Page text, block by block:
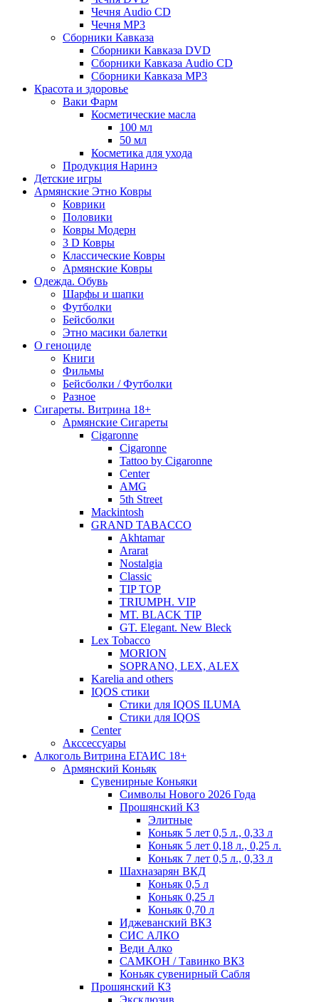
Чечня Audio CD
Чечня MP3
Сборники Кавказа
Сборники Кавказа DVD
Сборники Кавказа Audio CD
Сборники Кавказа MP3
Красота и здоровье
Ваки Фарм
Косметические масла
100 мл
50 мл
Косметика для ухода
Продукция Наринэ
Детские игры
Армянские Этно Ковры
Коврики
Половики
Ковры Модерн
3 D Ковры
Классические Ковры
Армянские Ковры
Одежда. Обувь
Шарфы и шапки
Футболки
Бейсболки
Этно масики балетки
О геноциде
Книги
Фильмы
Бейсболки / Футболки
Разное
Сигареты. Витрина 18+
Армянские Сигареты
Cigaronne
Cigaronne
Tattoo by Cigaronne
Center
AMG
5th Street
Mackintosh
GRAND TABACCO
Akhtamar
Ararat
Nostalgia
Classic
TIP TOP
TRIUMPH. VIP
MT. BLACK TIP
GT. Elegant. New Bleck
Lex Tobacco
MORION
SOPRANO, LEX, ALEX
Karelia and others
IQOS стики
Стики для IQOS ILUMA
Стики для IQOS
Сenter
Акссессуары
Алкоголь Витрина ЕГАИС 18+
Армянский Коньяк
Сувенирные Коньяки
Символы Нового 2026 Года
Прошянский КЗ
Элитные
Коньяк 5 лет 0,5 л., 0,33 л
Коньяк 5 лет 0,18 л., 0,25 л.
Коньяк 7 лет 0,5 л., 0,33 л
Шахназарян ВКД
Коньяк 0,5 л
Коньяк 0,25 л
Коньяк 0,70 л
Иджеванский ВКЗ
СИС АЛКО
Веди Алко
САМКОН / Тавинко ВКЗ
Коньяк сувенирный Сабля
Прошянский КЗ
Эксклюзив